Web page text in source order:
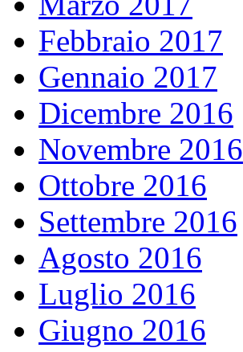
Febbraio 2017
Gennaio 2017
Dicembre 2016
Novembre 2016
Ottobre 2016
Settembre 2016
Agosto 2016
Luglio 2016
Giugno 2016